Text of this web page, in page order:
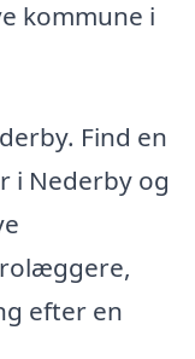
kommune i
Find en
Nederby og
efter en